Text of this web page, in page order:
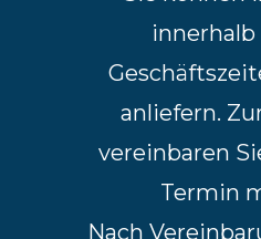
innerhalb
anliefern.
vereinbaren
Termin
Nach